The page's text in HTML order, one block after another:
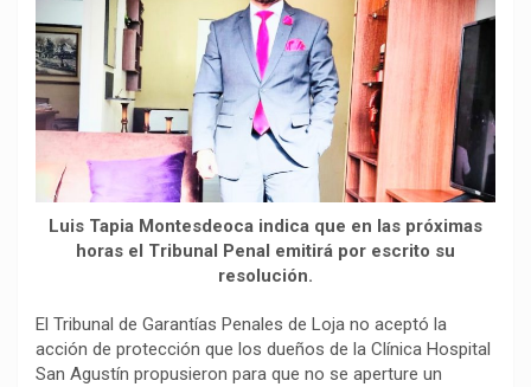
o
k
a
m
n
t
i
r
Luis Tapia Montesdeoca indica que en las próximas
horas el Tribunal Penal emitirá por escrito su
resolución.
El Tribunal de Garantías Penales de Loja no aceptó la
acción de protección que los dueños de la Clínica Hospital
San Agustín propusieron para que no se aperture un